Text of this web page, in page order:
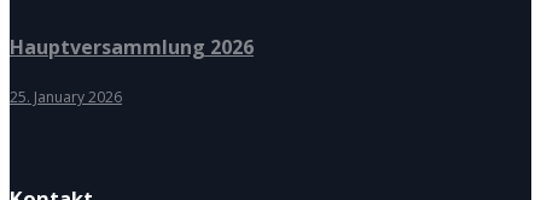
Hauptversammlung 2026
25. January 2026